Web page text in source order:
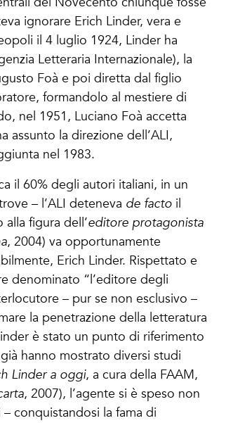
ignorare Erich Linder, vera e
il 4 luglio 1924, Linder ha
Letteraria Internazionale), la
Foà e poi diretta dal figlio
formandolo al mestiere di
nel 1951, Luciano Foà accetta
assunto la direzione dell’ALI,
nel 1983.
il 60% degli autori italiani, in un
– l’ALI deteneva de facto il
figura dell’editore protagonista
, 2004) va opportunamente
Erich Linder. Rispettato e
denominato “l’editore degli
– pur se non esclusivo –
la penetrazione della letteratura
è stato un punto di riferimento
hanno mostrato diversi studi
Linder a oggi, a cura della FAAM,
, 2007), l’agente si è speso non
conquistandosi la fama di